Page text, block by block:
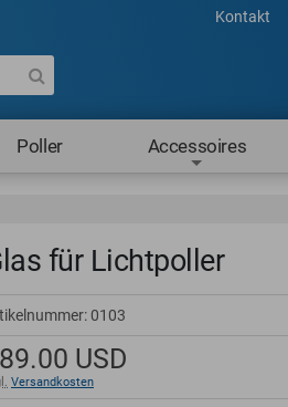
Kontakt
Poller Accessoires
für Lichtpoller
0103
USD
Versandkosten